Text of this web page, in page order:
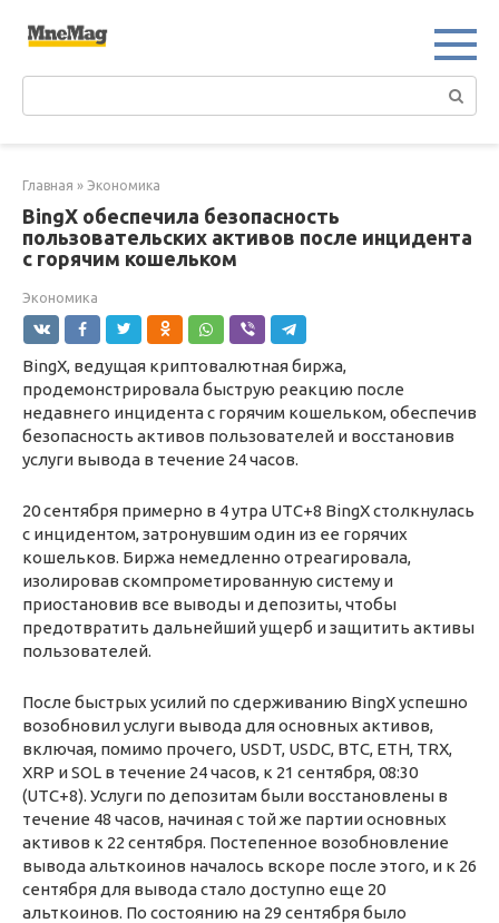
Главная » Экономика
BingX обеспечила безопасность
пользовательских активов после инцидента
с горячим кошельком
Экономика
BingX, ведущая криптовалютная биржа,
продемонстрировала быструю реакцию после
недавнего инцидента с горячим кошельком, обеспечив
безопасность активов пользователей и восстановив
услуги вывода в течение 24 часов.
20 сентября примерно в 4 утра UTC+8 BingX столкнулась
с инцидентом, затронувшим один из ее горячих
кошельков. Биржа немедленно отреагировала,
изолировав скомпрометированную систему и
приостановив все выводы и депозиты, чтобы
предотвратить дальнейший ущерб и защитить активы
пользователей.
После быстрых усилий по сдерживанию BingX успешно
возобновил услуги вывода для основных активов,
включая, помимо прочего, USDT, USDC, BTC, ETH, TRX,
XRP и SOL в течение 24 часов, к 21 сентября, 08:30
(UTC+8). Услуги по депозитам были восстановлены в
течение 48 часов, начиная с той же партии основных
активов к 22 сентября. Постепенное возобновление
вывода альткоинов началось вскоре после этого, и к 26
сентября для вывода стало доступно еще 20
альткоинов. По состоянию на 29 сентября было